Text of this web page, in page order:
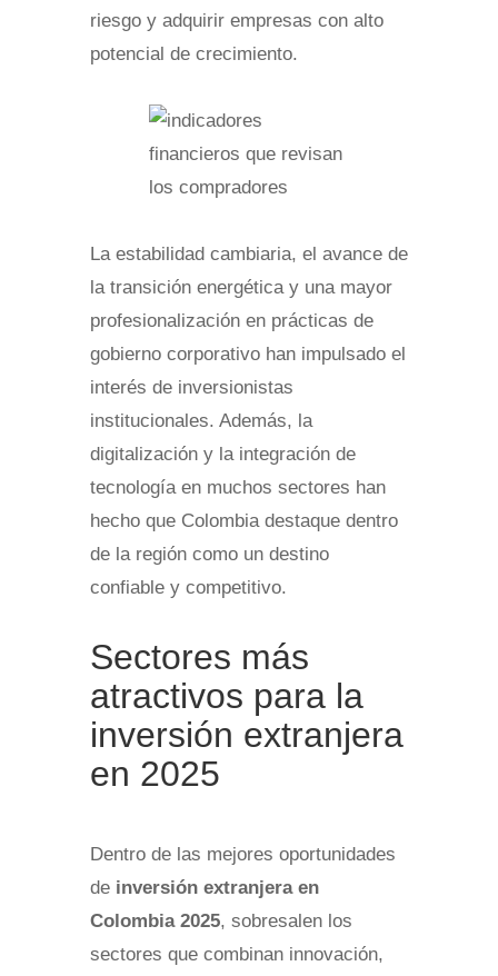
riesgo y adquirir empresas con alto
potencial de crecimiento.
La estabilidad cambiaria, el avance de
la transición energética y una mayor
profesionalización en prácticas de
gobierno corporativo han impulsado el
interés de inversionistas
institucionales. Además, la
digitalización y la integración de
tecnología en muchos sectores han
hecho que Colombia destaque dentro
de la región como un destino
confiable y competitivo.
Sectores más
atractivos para la
inversión extranjera
en 2025
Dentro de las mejores oportunidades
de inversión extranjera en
Colombia 2025, sobresalen los
sectores que combinan innovación,